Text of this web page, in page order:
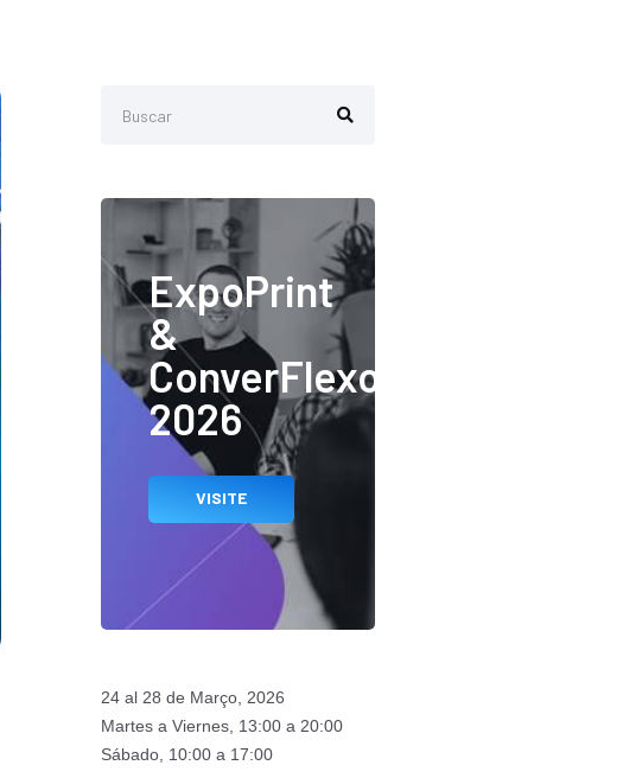
ExpoPrint
&
ConverFlexo
2026
VISITE
24 al 28 de Março, 2026
Martes a Viernes, 13:00 a 20:00
Sábado, 10:00 a 17:00